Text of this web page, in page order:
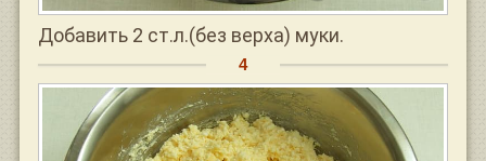
Добавить 2 ст.л.(без верха) муки.